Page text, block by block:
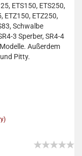
ETS150, ETS250,
ETZ150, ETZ250,
Schwalbe
3 Sperber, SR4-4
Außerdem
Pitty.